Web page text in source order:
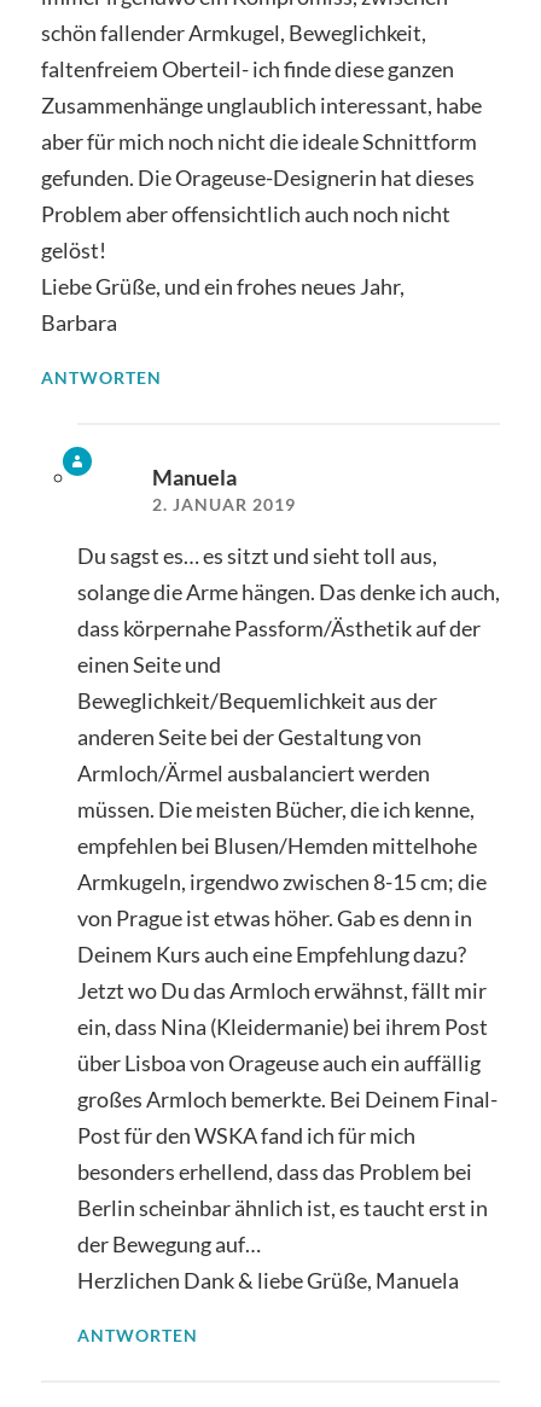
schön fallender Armkugel, Beweglichkeit,
faltenfreiem Oberteil- ich finde diese ganzen
Zusammenhänge unglaublich interessant, habe
aber für mich noch nicht die ideale Schnittform
gefunden. Die Orageuse-Designerin hat dieses
Problem aber offensichtlich auch noch nicht
gelöst!
Liebe Grüße, und ein frohes neues Jahr,
Barbara
ANTWORTEN
Manuela
2. JANUAR 2019
Du sagst es… es sitzt und sieht toll aus,
solange die Arme hängen. Das denke ich auch,
dass körpernahe Passform/Ästhetik auf der
einen Seite und
Beweglichkeit/Bequemlichkeit aus der
anderen Seite bei der Gestaltung von
Armloch/Ärmel ausbalanciert werden
müssen. Die meisten Bücher, die ich kenne,
empfehlen bei Blusen/Hemden mittelhohe
Armkugeln, irgendwo zwischen 8-15 cm; die
von Prague ist etwas höher. Gab es denn in
Deinem Kurs auch eine Empfehlung dazu?
Jetzt wo Du das Armloch erwähnst, fällt mir
ein, dass Nina (Kleidermanie) bei ihrem Post
über Lisboa von Orageuse auch ein auffällig
großes Armloch bemerkte. Bei Deinem Final-
Post für den WSKA fand ich für mich
besonders erhellend, dass das Problem bei
Berlin scheinbar ähnlich ist, es taucht erst in
der Bewegung auf…
Herzlichen Dank & liebe Grüße, Manuela
ANTWORTEN